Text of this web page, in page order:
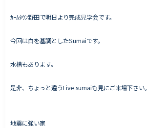
Works - 施工実績
オーナー様の声
ｶｰﾑﾀｳﾝ野田で明日より完成見学会です。
今回は白を基調としたSumaiです。
水槽もあります。
是非、ちょっと違うLive sumaiも見にご来場下さい。
地震に強い家